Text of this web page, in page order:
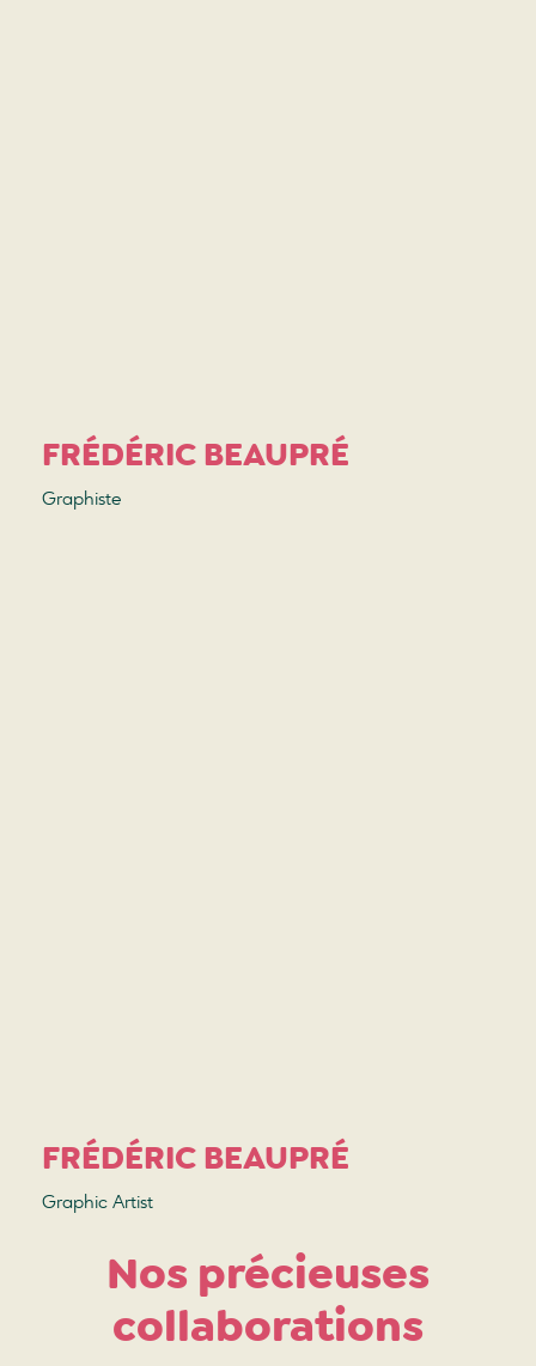
FRÉDÉRIC BEAUPRÉ
Graphiste
FRÉDÉRIC BEAUPRÉ
Graphic Artist
Nos précieuses
collaborations